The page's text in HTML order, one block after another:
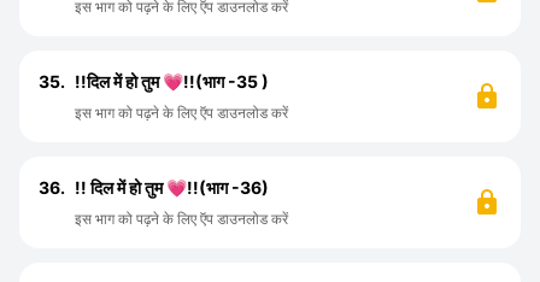
इस भाग को पढ़ने के लिए ऍप डाउनलोड करें
35. !!दिल में हो तुम 💗!!(भाग -35 )
इस भाग को पढ़ने के लिए ऍप डाउनलोड करें
36. !! दिल में हो तुम 💗!!(भाग -36)
इस भाग को पढ़ने के लिए ऍप डाउनलोड करें